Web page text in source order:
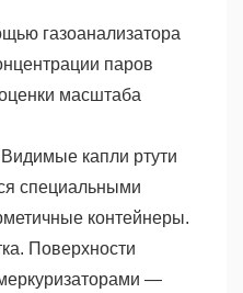
газоанализатора
паров
масштаба
капли ртути
специальными
контейнеры.
Поверхности
—